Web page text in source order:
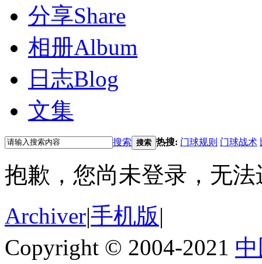
分享Share
相册Album
日志Blog
文集
搜索 搜索 热搜: 门球规则 门球战术
抱歉，您尚未登录，无
Archiver|手机版|
Copyright © 2004-2021